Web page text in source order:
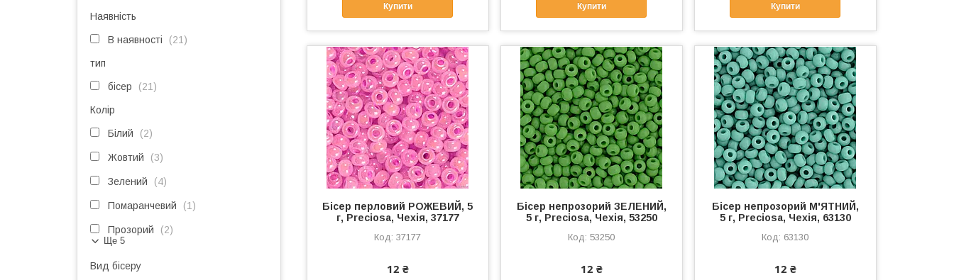
Купити Купити Купити
Бісер перловий РОЖЕВИЙ, 5
г, Preciosa, Чехія, 37177
37177
12 ₴
Бісер непрозорий ЗЕЛЕНИЙ,
5 г, Preciosa, Чехія, 53250
53250
12 ₴
Бісер непрозорий М'ЯТНИЙ,
5 г, Preciosa, Чехія, 63130
63130
12 ₴
Наявність
В наявності 21
тип
бісер 21
Колір
Білий 2
Жовтий 3
Зелений 4
Помаранчевий 1
Прозорий 2
Ще 5
Вид бісеру